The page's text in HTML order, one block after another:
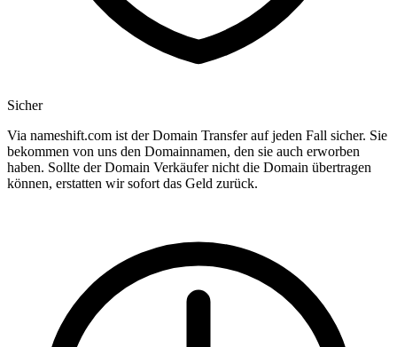
Sicher
Via nameshift.com ist der Domain Transfer auf jeden Fall sicher. Sie
bekommen von uns den Domainnamen, den sie auch erworben
haben. Sollte der Domain Verkäufer nicht die Domain übertragen
können, erstatten wir sofort das Geld zurück.